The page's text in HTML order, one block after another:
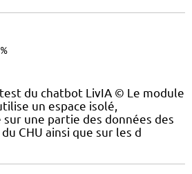
du chatbot LivIA © Le module
un espace isolé,
une partie des données des
CHU ainsi que sur les d